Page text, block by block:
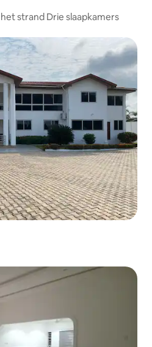
strand Drie slaapkamers